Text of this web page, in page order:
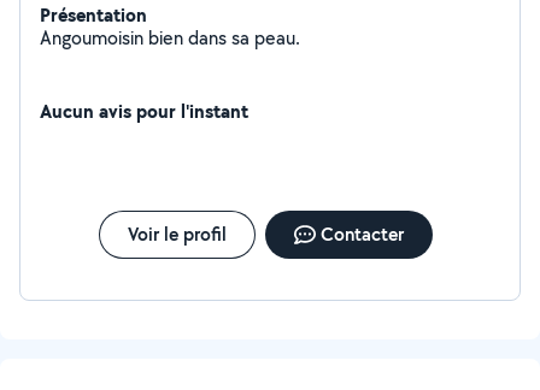
Présentation
Angoumoisin bien dans sa peau.
Aucun avis pour l'instant
Voir le profil Contacter